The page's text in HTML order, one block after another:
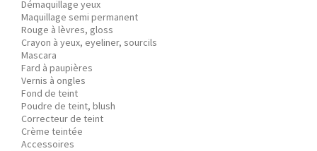
Démaquillage yeux
Maquillage semi permanent
Rouge à lèvres, gloss
Crayon à yeux, eyeliner, sourcils
Mascara
Fard à paupières
Vernis à ongles
Fond de teint
Poudre de teint, blush
Correcteur de teint
Crème teintée
Accessoires